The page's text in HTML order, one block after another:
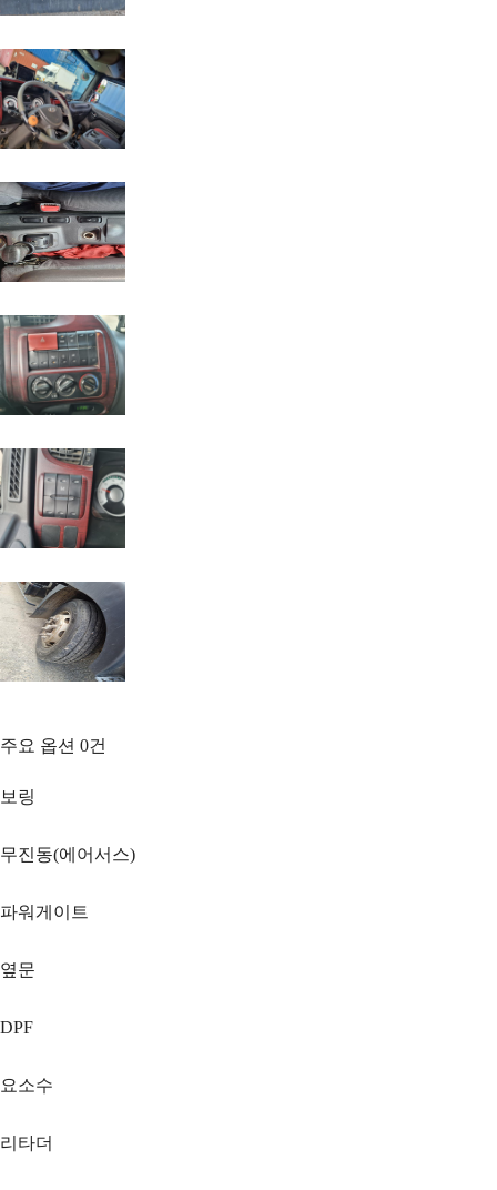
주요 옵션 0건
보링
무진동(에어서스)
파워게이트
옆문
DPF
요소수
리타더